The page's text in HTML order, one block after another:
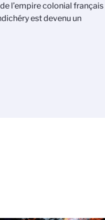
l’empire colonial français
est devenu un